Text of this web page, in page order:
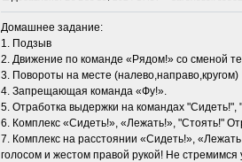
Домашнее задание:
1. Подзыв
2. Движение по команде «Рядом!» со сменой
3. Повороты на месте (налево,направо,кругом)
4. Запрещающая команда «Фу!».
5. Отработка выдержки на командах "Сидеть!",
6. Комплекс «Сидеть!», «Лежать!», "Стоять!"
7. Комплекс на расстоянии «Сидеть!»,
голосом и жестом правой рукой! Не